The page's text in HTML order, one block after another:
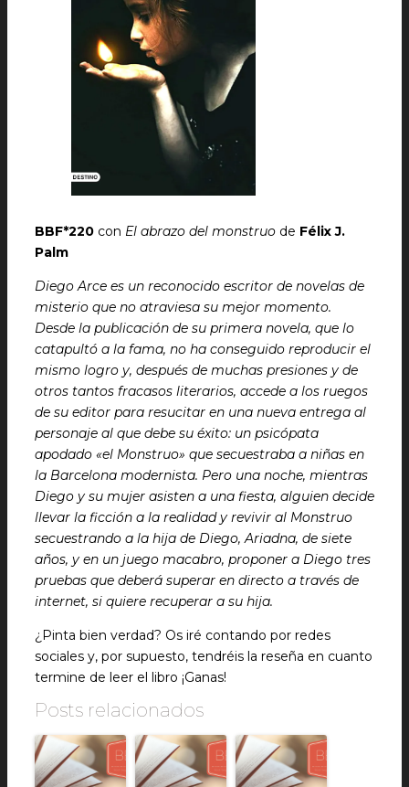
BBF*220 con El abrazo del monstruo de Félix J.
Palm
Diego Arce es un reconocido escritor de novelas de
misterio que no atraviesa su mejor momento.
Desde la publicación de su primera novela, que lo
catapultó a la fama, no ha conseguido reproducir el
mismo logro y, después de muchas presiones y de
otros tantos fracasos literarios, accede a los ruegos
de su editor para resucitar en una nueva entrega al
personaje al que debe su éxito: un psicópata
apodado «el Monstruo» que secuestraba a niñas en
la Barcelona modernista. Pero una noche, mientras
Diego y su mujer asisten a una fiesta, alguien decide
llevar la ficción a la realidad y revivir al Monstruo
secuestrando a la hija de Diego, Ariadna, de siete
años, y en un juego macabro, proponer a Diego tres
pruebas que deberá superar en directo a través de
internet, si quiere recuperar a su hija.
¿Pinta bien verdad? Os iré contando por redes
sociales y, por supuesto, tendréis la reseña en cuanto
termine de leer el libro ¡Ganas!
Posts relacionados